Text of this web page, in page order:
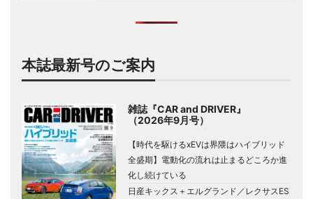
本誌最新号のご案内
雑誌『CAR and DRIVER』
（2026年9月号）
【時代を駆けるxEVは界隈はハイブリッド
全盛期】電動化の流れは止まるどころか進
化し続けている
日産キックス＋エルグランド／レクサスES